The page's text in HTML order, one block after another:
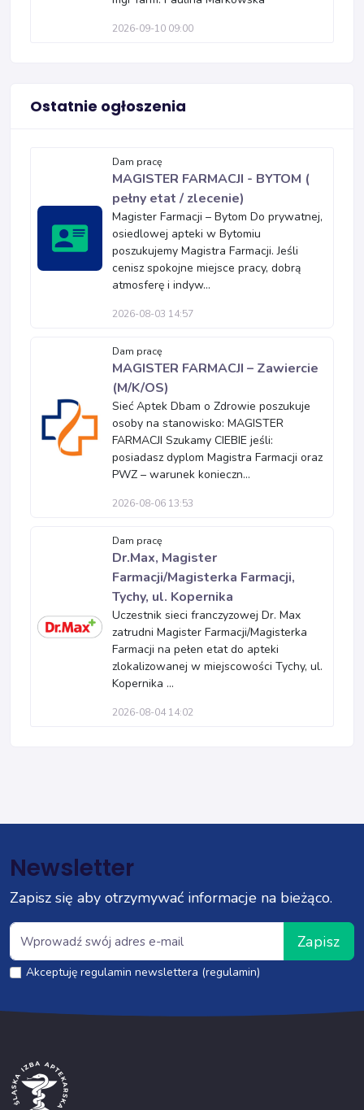
2026-09-10 09:00
Ostatnie ogłoszenia
Dam pracę
MAGISTER FARMACJI - BYTOM (
pełny etat / zlecenie)
Magister Farmacji – Bytom Do prywatnej,
osiedlowej apteki w Bytomiu
poszukujemy Magistra Farmacji. Jeśli
cenisz spokojne miejsce pracy, dobrą
atmosferę i indyw...
2026-08-03 14:57
Dam pracę
MAGISTER FARMACJI – Zawiercie
(M/K/OS)
Sieć Aptek Dbam o Zdrowie poszukuje
osoby na stanowisko: MAGISTER
FARMACJI Szukamy CIEBIE jeśli:
posiadasz dyplom Magistra Farmacji oraz
PWZ – warunek konieczn...
2026-08-06 13:53
Dam pracę
Dr.Max, Magister
Farmacji/Magisterka Farmacji,
Tychy, ul. Kopernika
Uczestnik sieci franczyzowej Dr. Max
zatrudni Magister Farmacji/Magisterka
Farmacji na pełen etat do apteki
zlokalizowanej w miejscowości Tychy, ul.
Kopernika ...
2026-08-04 14:02
Newsletter
Zapisz się aby otrzymywać informacje na bieżąco.
Zapisz
Akceptuję regulamin newslettera (regulamin)